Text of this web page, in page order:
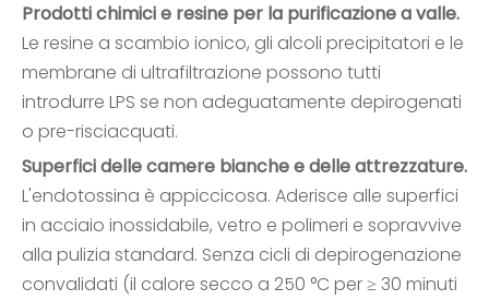
Prodotti chimici e resine per la purificazione a valle.
Le resine a scambio ionico, gli alcoli precipitatori e le
membrane di ultrafiltrazione possono tutti
introdurre LPS se non adeguatamente depirogenati
o pre-risciacquati.
Superfici delle camere bianche e delle attrezzature.
L'endotossina è appiccicosa. Aderisce alle superfici
in acciaio inossidabile, vetro e polimeri e sopravvive
alla pulizia standard. Senza cicli di depirogenazione
convalidati (il calore secco a 250 °C per ≥ 30 minuti